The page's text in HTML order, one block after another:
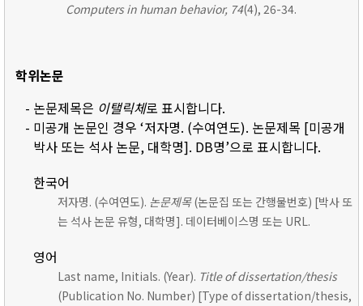
Computers in human behavior, 74(4), 26-34.
학위논문
- 논문제목은 이탤릭체로 표시합니다.
- 미공개 논문인 경우 ‘저자명. (수여연도). 논문제목 [미공개
박사 또는 석사 논문, 대학명]. DB명’으로 표시합니다.
한국어
저자명. (수여연도). 논문제목(논문집 또는 간행물번호) [박사 또
는 석사 논문 유형, 대학명]. 데이터베이스명 또는 URL.
영어
Last name, Initials. (Year). Title of dissertation/thesis
(Publication No. Number) [Type of dissertation/thesis,